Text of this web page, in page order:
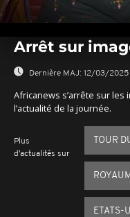
seconds
seconds
Arrêt sur
Dernière MAJ: 12/03/2025
Africanews s’arrête sur les
l’actualité de la journée.
Plus
d'actualités sur
TOUR
ETATS-